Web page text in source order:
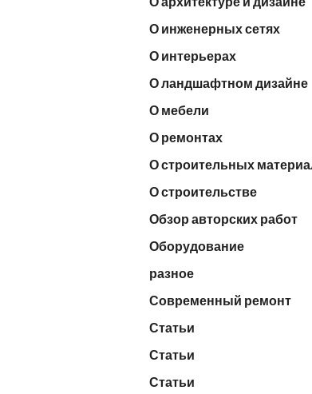
О инженерных сетях
О интерьерах
О ландшафтном дизайне
О мебели
О ремонтах
О строительных
О строительстве
Обзор авторских работ
Оборудование
разное
Современный ремонт
Статьи
Статьи
Статьи